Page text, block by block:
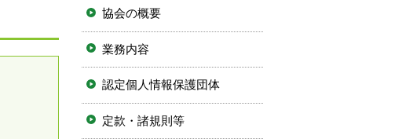
協会の概要
業務内容
認定個人情報保護団体
定款・諸規則等